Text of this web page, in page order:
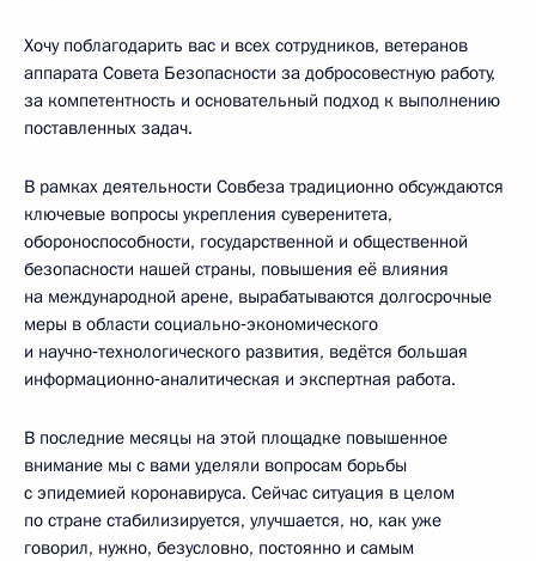
Хочу поблагодарить вас и всех сотрудников, ветеранов
аппарата Совета Безопасности за добросовестную работу,
за компетентность и основательный подход к выполнению
поставленных задач.
В рамках деятельности Совбеза традиционно обсуждаются
ключевые вопросы укрепления суверенитета,
обороноспособности, государственной и общественной
безопасности нашей страны, повышения её влияния
на международной арене, вырабатываются долгосрочные
меры в области социально‑экономического
и научно‑технологического развития, ведётся большая
информационно‑аналитическая и экспертная работа.
В последние месяцы на этой площадке повышенное
внимание мы с вами уделяли вопросам борьбы
с эпидемией коронавируса. Сейчас ситуация в целом
по стране стабилизируется, улучшается, но, как уже
говорил, нужно, безусловно, постоянно и самым